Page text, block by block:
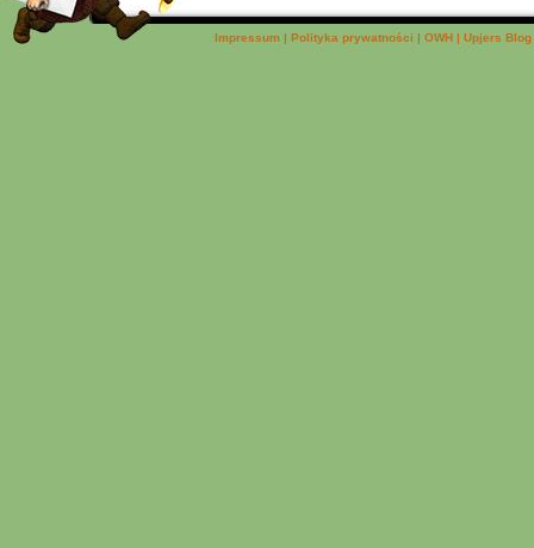
Impressum | Polityka prywatności | OWH | Upjers Blog